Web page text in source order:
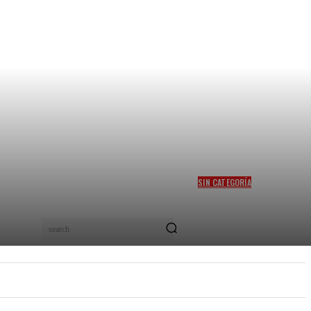
search
SIN CATEGORÍA